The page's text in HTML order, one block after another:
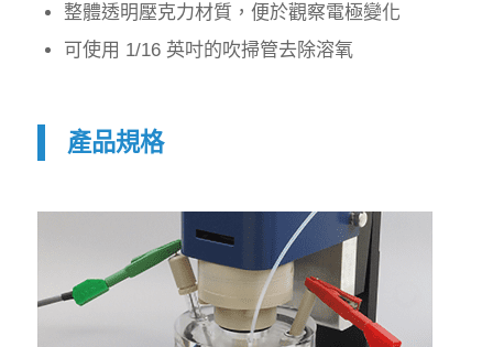
整體透明壓克力材質，便於觀察電極變化
可使用 1/16 英吋的吹掃管去除溶氧
產品規格